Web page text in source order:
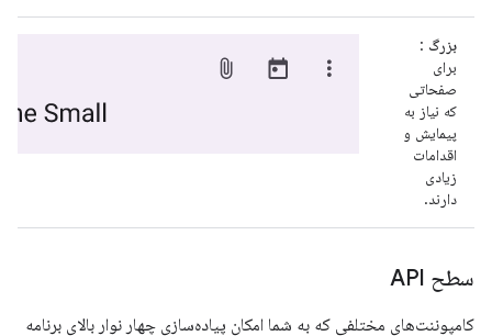
بزرگ :
برای
صفحاتی
که نیاز به
پیمایش و
اقدامات
زیادی
دارند.
سطح API
کامپوننت‌های مختلفی که به شما امکان پیاده‌سازی چهار نوار بالای برنامه